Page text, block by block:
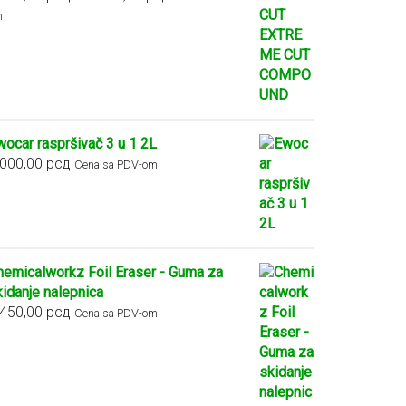
raspršivač 3 u 1 2L
рсд Cena sa PDV-om
Foil Eraser - Guma za
nalepnica
рсд Cena sa PDV-om